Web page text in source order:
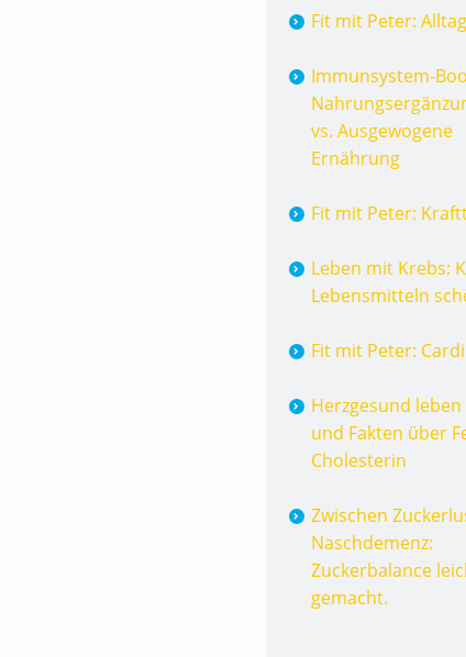
Fit mit Peter:
Immunsystem-
vs. Ausgewogene
Ernährung
Fit mit Peter:
Leben mit Krebs:
Lebensmitteln
Fit mit Peter:
Herzgesund
und Fakten über
Cholesterin
Zwischen
Naschdemenz:
Zuckerbalance
gemacht.